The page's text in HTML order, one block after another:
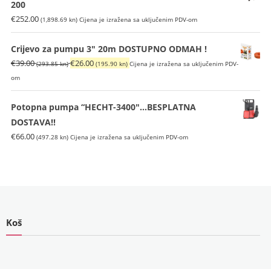
200
€252.00 (1,898.69 kn) Cijena je izražena sa uključenim PDV-om
Crijevo za pumpu 3" 20m DOSTUPNO ODMAH !
€39.00 (293.85 kn)Izvorna
bila
je:
€26.00 (195.90 kn) Trenutna
je:
€26.00
Cijena je izražena sa uključenim PDV-
om
Potopna pumpa “HECHT-3400″…BESPLATNA
DOSTAVA!!
€66.00 (497.28 kn) Cijena je izražena sa uključenim PDV-om
Koš